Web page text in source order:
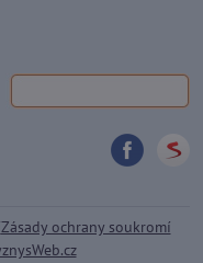
Zásady ochrany soukromí